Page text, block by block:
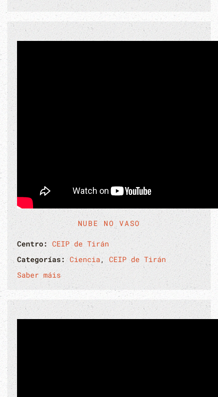
NUBE NO VASO
Centro: CEIP de Tirán
Categorías:Ciencia, CEIP de Tirán
Saber máis